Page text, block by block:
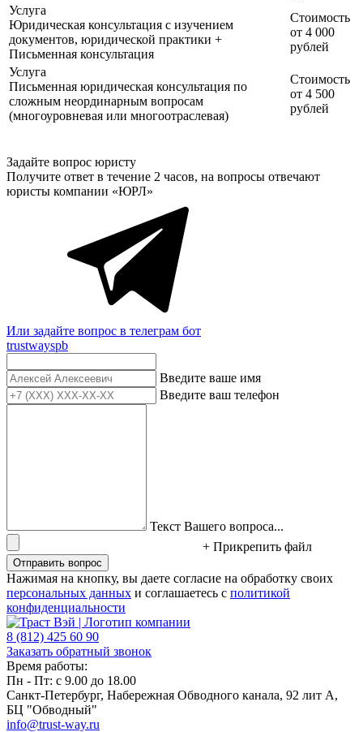
Услуга
Юридическая консультация с изучением
документов, юридической практики +
Письменная консультация
Стоимость
от 4 000
рублей
Услуга
Письменная юридическая консультация по
сложным неординарным вопросам
(многоуровневая или многоотраслевая)
Стоимость
от 4 500
рублей
Задайте вопрос юристу
Получите ответ в течение 2 часов, на вопросы отвечают
юристы компании «ЮРЛ»
Или задайте вопрос в телеграм бот
trustwayspb
Введите ваше имя
Введите ваш телефон
Текст Вашего вопроса...
+ Прикрепить файл
Отправить вопрос
Нажимая на кнопку, вы даете согласие на обработку своих
персональных данных и соглашаетесь с политикой
конфиденциальности
8 (812) 425 60 90
Заказать обратный звонок
Время работы:
Пн - Пт: с 9.00 до 18.00
Санкт-Петербург, ​Набережная Обводного канала, 92 лит А,
БЦ "Обводный"
info@trust-way.ru